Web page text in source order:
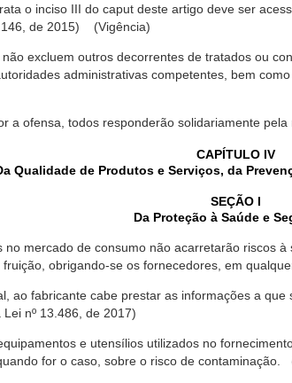
o inciso III do caput deste artigo deve ser
de 2015) (Vigência)
excluem outros decorrentes de tratados ou
administrativas competentes, bem
a ofensa, todos responderão solidariamente
CAPÍTULO IV
Qualidade de Produtos e Serviços, da
SEÇÃO I
Da Proteção à Saúde e
no mercado de consumo não acarretarão riscos
obrigando-se os fornecedores, em
ao fabricante cabe prestar as informações a
nº 13.486, de 2017)
e utensílios utilizados no
for o caso, sobre o risco de contaminação.